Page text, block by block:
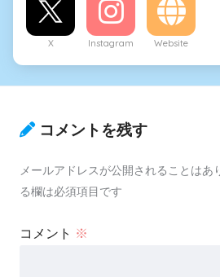
X Instagram Website
コメントを残す
メールアドレスが公開されることはあ
る欄は必須項目です
コメント ※